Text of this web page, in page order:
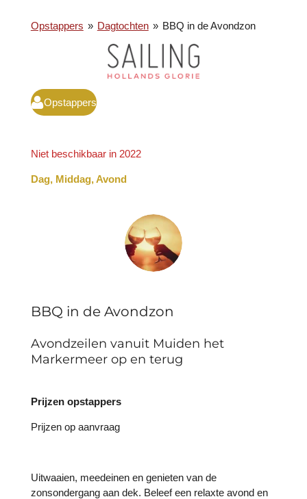
Opstappers » Dagtochten » BBQ in de Avondzon
Opstappers
Niet beschikbaar in 2022
Dag, Middag, Avond
BBQ in de Avondzon
Avondzeilen vanuit Muiden het
Markermeer op en terug
Prijzen opstappers
Prijzen op aanvraag
Uitwaaien, meedeinen en genieten van de
zonsondergang aan dek. Beleef een relaxte avond en